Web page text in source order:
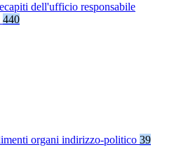
dell'ufficio responsabile
440
organi indirizzo-politico 39